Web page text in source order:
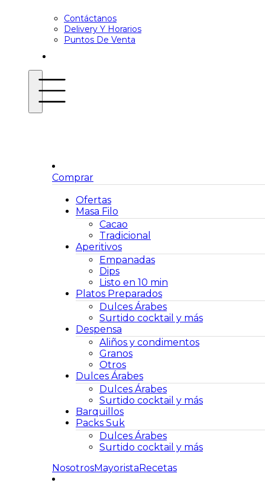
Contáctanos
Delivery Y Horarios
Puntos De Venta
Comprar
Ofertas
Masa Filo
Cacao
Tradicional
Aperitivos
Empanadas
Dips
Listo en 10 min
Platos Preparados
Dulces Árabes
Surtido cocktail y más
Despensa
Aliños y condimentos
Granos
Otros
Dulces Árabes
Dulces Árabes
Surtido cocktail y más
Barquillos
Packs Suk
Dulces Árabes
Surtido cocktail y más
NosotrosMayoristaRecetas